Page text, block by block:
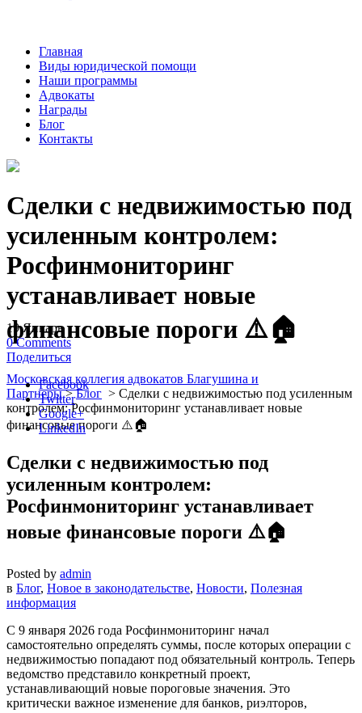
Главная
Виды юридической помощи
Наши программы
Адвокаты
Награды
Блог
Контакты
Сделки с недвижимостью под
усиленным контролем:
Росфинмониторинг
устанавливает новые
финансовые пороги ⚠️🏠
Московская коллегия адвокатов Благушина и
Партнеры>Блог > Сделки с недвижимостью под усиленным
контролем: Росфинмониторинг устанавливает новые
финансовые пороги ⚠️🏠
19 Январь
0 Comments
Поделиться
Facebook
Twitter
Google+
LinkedIn
Сделки с недвижимостью под
усиленным контролем:
Росфинмониторинг устанавливает
новые финансовые пороги ⚠️🏠
Posted by admin
в Блог, Новое в законодательстве, Новости, Полезная
информация
С 9 января 2026 года Росфинмониторинг начал
самостоятельно определять суммы, после которых операции с
недвижимостью попадают под обязательный контроль. Теперь
ведомство представило конкретный проект,
устанавливающий новые пороговые значения. Это
критически важное изменение для банков, риэлторов,